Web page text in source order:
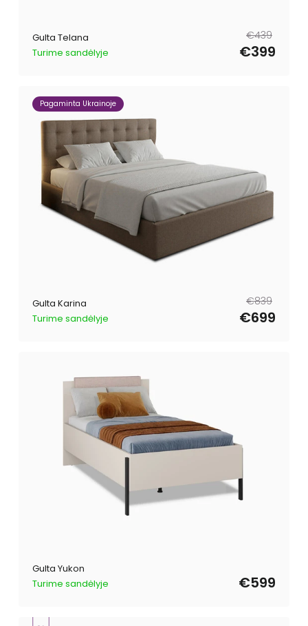
Gulta Telana
Turime sandėlyje
Parastā€439
Pārdošanas
€399
Pagaminta Ukrainoje
Gulta Karina
Turime sandėlyje
Parastā€839
Pārdošanas
€699
Gulta Yukon
Turime sandėlyje
€599